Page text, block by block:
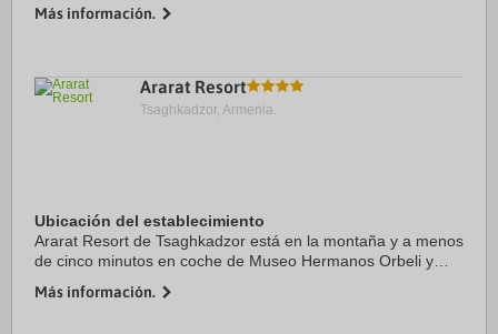
Además, este hotel de 4 estrellas se encuentra a 1,3 ...
Más información.
Ararat Resort
Tsaghkadzor, Armenia.
Ubicación del establecimiento
Ararat Resort de Tsaghkadzor está en la montaña y a menos
de cinco minutos en coche de Museo Hermanos Orbeli y
estrellas se encuentra a 5,4 km de ...
Más información.